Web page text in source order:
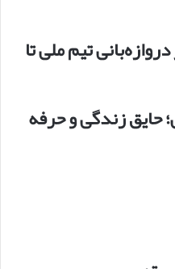
تیم ملی تا
حایق زندگی و حرفه